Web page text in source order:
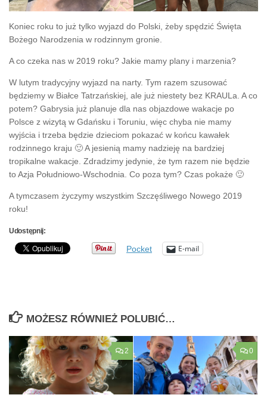
Koniec roku to już tylko wyjazd do Polski, żeby spędzić Święta
Bożego Narodzenia w rodzinnym gronie.
A co czeka nas w 2019 roku? Jakie mamy plany i marzenia?
W lutym tradycyjny wyjazd na narty. Tym razem szusować
będziemy w Białce Tatrzańskiej, ale już niestety bez KRAULa. A co
potem? Gabrysia już planuje dla nas objazdowe wakacje po
Polsce z wizytą w Gdańsku i Toruniu, więc chyba nie mamy
wyjścia i trzeba będzie dzieciom pokazać w końcu kawałek
rodzinnego kraju 🙂 A jesienią mamy nadzieję na bardziej
tropikalne wakacje. Zdradzimy jedynie, że tym razem nie będzie
to Azja Południowo-Wschodnia. Co poza tym? Czas pokaże 🙂
A tymczasem życzymy wszystkim Szczęśliwego Nowego 2019
roku!
Udostępnij:
Pocket E-mail
MOŻESZ RÓWNIEŻ POLUBIĆ…
2 0